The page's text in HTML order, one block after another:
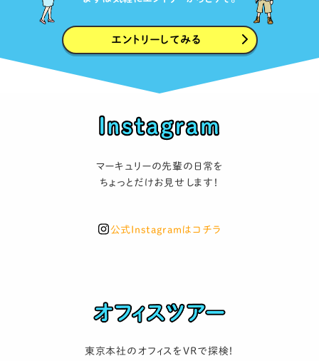
エントリーしてみる
マーキュリーの先輩の日常を
ちょっとだけお見せします！
公式Instagramはコチラ
東京本社のオフィスをVRで探検！